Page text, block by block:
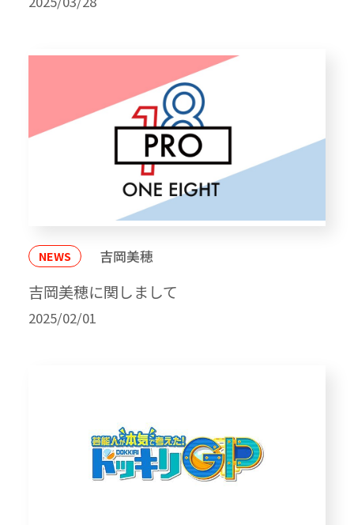
NEWS 吉岡美穂
吉岡美穂に関しまして
2025/02/01